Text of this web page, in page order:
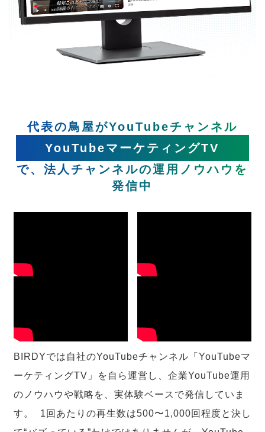
代表の鳥屋がYouTubeチャンネル
YouTubeマーケティングTV
で、法人チャンネルの運用ノウハウを
発信中
BIRDYでは自社のYouTubeチャンネル「YouTubeマ
ーケティングTV」を自ら運営し、企業YouTube運用
のノウハウや戦略を、実体験ベースで発信していま
す。 1回あたりの再生数は500〜1,000回程度と決し